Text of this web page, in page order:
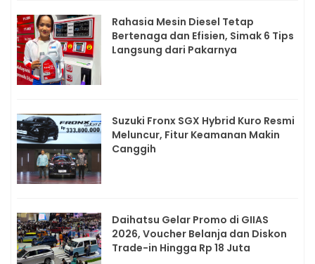
Rahasia Mesin Diesel Tetap
Bertenaga dan Efisien, Simak 6 Tips
Langsung dari Pakarnya
Suzuki Fronx SGX Hybrid Kuro Resmi
Meluncur, Fitur Keamanan Makin
Canggih
Daihatsu Gelar Promo di GIIAS
2026, Voucher Belanja dan Diskon
Trade-in Hingga Rp 18 Juta